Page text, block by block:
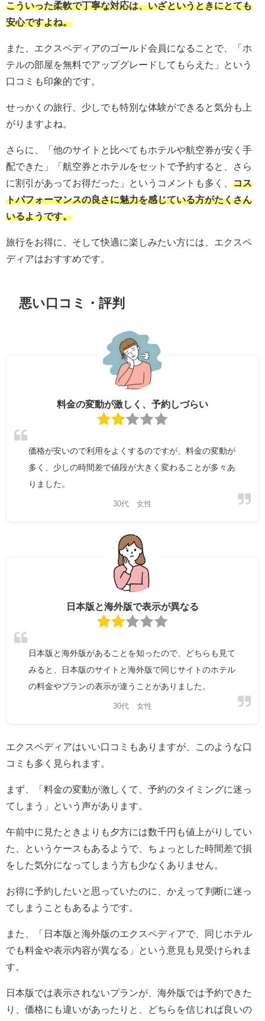
こういった柔軟で丁寧な対応は、いざというときにとても
安心ですよね。
また、エクスペディアのゴールド会員になることで、「ホ
テルの部屋を無料でアップグレードしてもらえた」という
口コミも印象的です。
せっかくの旅行、少しでも特別な体験ができると気分も上
がりますよね。
さらに、「他のサイトと比べてもホテルや航空券が安く手
配できた」「航空券とホテルをセットで予約すると、さら
に割引があってお得だった」というコメントも多く、 コス
トパフォーマンスの良さに魅力を感じている方がたくさん
いるようです。
旅行をお得に、そして快適に楽しみたい方には、エクスペ
ディアはおすすめです。
悪い口コミ・評判
料金の変動が激しく、予約しづらい
価格が安いので利用をよくするのですが、料金の変動が
多く、少しの時間差で値段が大きく変わることが多々あ
りました。
30代 女性
日本版と海外版で表示が異なる
日本版と海外版があることを知ったので、どちらも見て
みると、日本版のサイトと海外版で同じサイトのホテル
の料金やプランの表示が違うことがありました。
30代 女性
エクスペディアはいい口コミもありますが、このような口
コミも多く見られます。
まず、「料金の変動が激しくて、予約のタイミングに迷っ
てしまう」という声があります。
午前中に見たときよりも夕方には数千円も値上がりしてい
た、というケースもあるようで、ちょっとした時間差で損
をした気分になってしまう方も少なくありません。
お得に予約したいと思っていたのに、かえって判断に迷っ
てしまうこともあるようです。
また、「日本版と海外版のエクスペディアで、同じホテル
でも料金や表示内容が異なる」という意見も見受けられま
す。
日本版では表示されないプランが、海外版では予約できた
り、価格にも違いがあったりと、どちらを信じれば良いの